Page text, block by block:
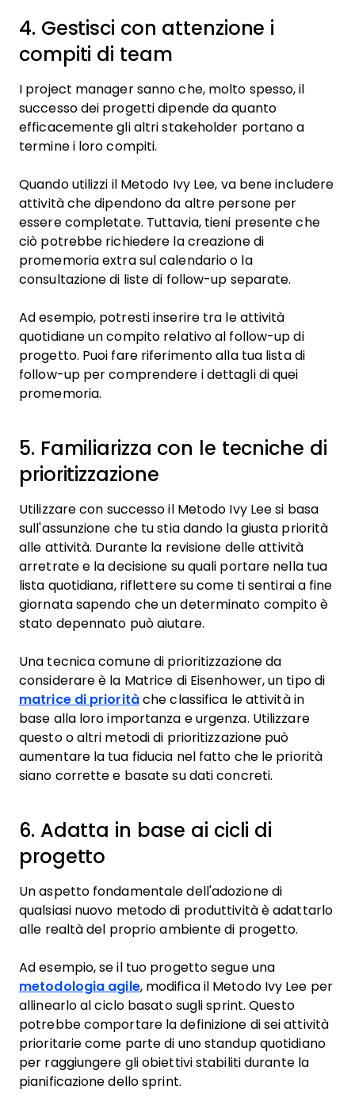
4. Gestisci con attenzione i
compiti di team
I project manager sanno che, molto spesso, il
successo dei progetti dipende da quanto
efficacemente gli altri stakeholder portano a
termine i loro compiti.
Quando utilizzi il Metodo Ivy Lee, va bene includere
attività che dipendono da altre persone per
essere completate. Tuttavia, tieni presente che
ciò potrebbe richiedere la creazione di
promemoria extra sul calendario o la
consultazione di liste di follow-up separate.
Ad esempio, potresti inserire tra le attività
quotidiane un compito relativo al follow-up di
progetto. Puoi fare riferimento alla tua lista di
follow-up per comprendere i dettagli di quei
promemoria.
5. Familiarizza con le tecniche di
prioritizzazione
Utilizzare con successo il Metodo Ivy Lee si basa
sull'assunzione che tu stia dando la giusta priorità
alle attività. Durante la revisione delle attività
arretrate e la decisione su quali portare nella tua
lista quotidiana, riflettere su come ti sentirai a fine
giornata sapendo che un determinato compito è
stato depennato può aiutare.
Una tecnica comune di prioritizzazione da
considerare è la Matrice di Eisenhower, un tipo di
matrice di prioritàche classifica le attività in
base alla loro importanza e urgenza. Utilizzare
questo o altri metodi di prioritizzazione può
aumentare la tua fiducia nel fatto che le priorità
siano corrette e basate su dati concreti.
6. Adatta in base ai cicli di
progetto
Un aspetto fondamentale dell'adozione di
qualsiasi nuovo metodo di produttività è adattarlo
alle realtà del proprio ambiente di progetto.
Ad esempio, se il tuo progetto segue una
metodologia agile, modifica il Metodo Ivy Lee per
allinearlo al ciclo basato sugli sprint. Questo
potrebbe comportare la definizione di sei attività
prioritarie come parte di uno standup quotidiano
per raggiungere gli obiettivi stabiliti durante la
pianificazione dello sprint.